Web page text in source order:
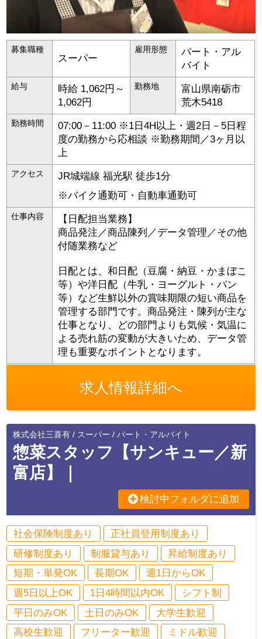
募集職種
スーパー
雇用形態
パート・アル
バイト
給与
時給 1,062円～
1,062円
勤務地 富山県南砺市
荒木5418
勤務時間
07:00－11:00 ※1日4H以上・週2日－5日程
度の勤務から応相談 ※勤務期間／3ヶ月以
上
アクセス
JR城端線 福光駅 徒歩1分
※バイク通勤可・自動車通勤可
仕事内容
【日配担当業務】
商品発注／商品陳列／データ管理／その他
付随業務など
日配とは、和日配（豆腐・納豆・かまぼこ
等）や洋日配（牛乳・ヨーグルト・パン
等）など生鮮以外の賞味期限の短い商品を
管理する部門です。商品発注・陳列が主な
仕事となり、どの部門よりも気候・気温に
よる売れ筋の変動が大きいため、データ管
理も重要なポイントとなります。
求人情報詳細へ
株式会社三喜有 / スーパー / パート・アルバイト
惣菜スタッフ【サンキュー／新
富店】｜
検討中フォルダに追加
社会保険制度あり
正社員登用制度あり
研修制度あり
制服貸与あり
昇給制度あり
短期・単発OK
長期OK
週1日からOK
週5日以上OK
1日4時間以内OK
シフト制
平日のみOK
土日のみOK
大学生歓迎
高校生歓迎
フリーター歓迎
ミドル歓迎